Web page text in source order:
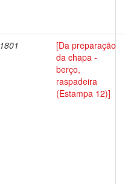
1801
[Da preparação
da chapa -
berço,
raspadeira
(Estampa 12)]